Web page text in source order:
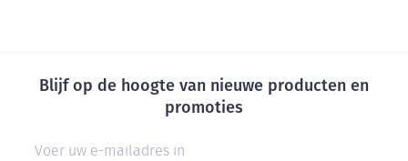
Blijf op de hoogte van nieuwe producten en
promoties